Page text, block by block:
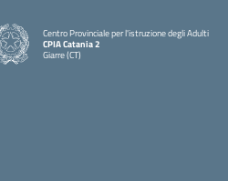
Centro Provinciale per l'istruzione degli Adulti
CPIA Catania 2
Giarre (CT)